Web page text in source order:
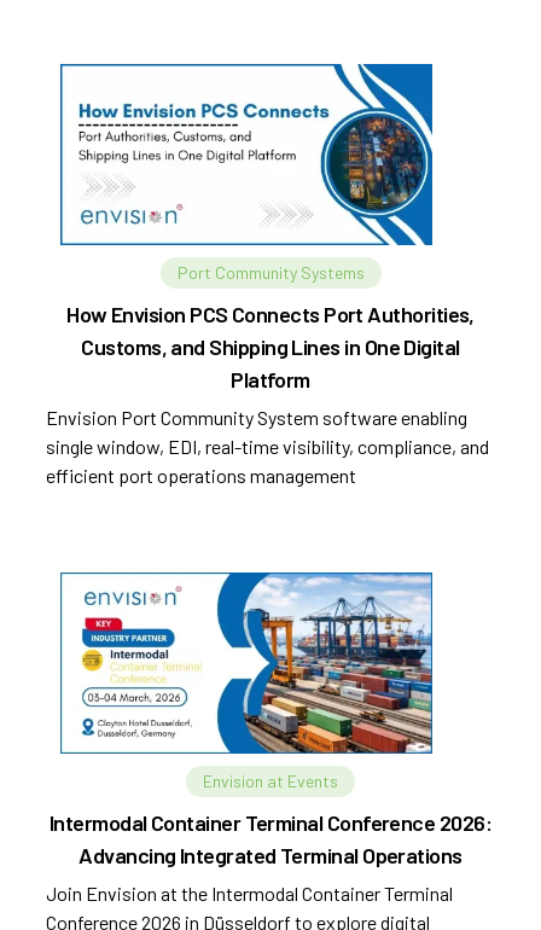
Port Community Systems
How Envision PCS Connects Port Authorities,
Customs, and Shipping Lines in One Digital
Platform
Envision Port Community System software enabling
single window, EDI, real-time visibility, compliance, and
efficient port operations management
Envision at Events
Intermodal Container Terminal Conference 2026:
Advancing Integrated Terminal Operations
Join Envision at the Intermodal Container Terminal
Conference 2026 in Düsseldorf to explore digital